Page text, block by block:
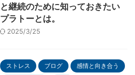
と継続のために知っておきたい
プラトーとは。
2025/3/25
ストレス ブログ 感情と向き合う